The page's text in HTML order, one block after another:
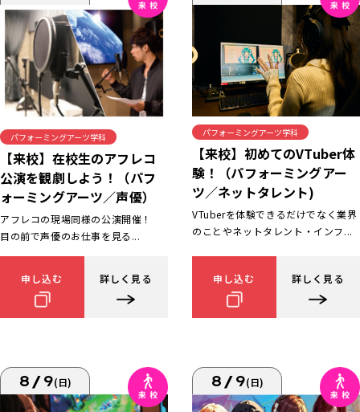
パフォーミングアーツ学科
【来校】在校生のアフレコ
公演を観劇しよう！（パフ
ォーミングアーツ／声優）
アフレコの現場同様の公演開催！
目の前で声優のお仕事を見る...
申し込む 詳しく見る
パフォーミングアーツ学科
【来校】初めてのVTuber体
験！（パフォーミングアー
ツ／ネットタレント)
VTuberを体験できるだけでなく業界
のことやネットタレント・インフ...
申し込む 詳しく見る
8/9(日) 8/9(日)